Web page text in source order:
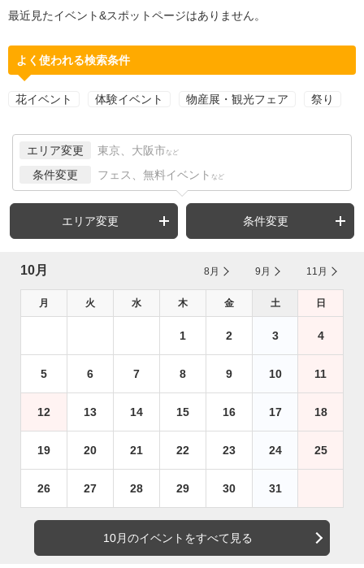
最近見たイベント&スポットページはありません。
よく使われる検索条件
花イベント 体験イベント 物産展・観光フェア 祭り
エリア変更 東京、大阪市 など
条件変更 フェス、無料イベント など
エリア変更 条件変更
10月 8月 9月 11月
月 火 水 木 金 土 日
1 2 3 4
5 6 7 8 9 10 11
12 13 14 15 16 17 18
19 20 21 22 23 24 25
26 27 28 29 30 31
10月のイベントをすべて見る